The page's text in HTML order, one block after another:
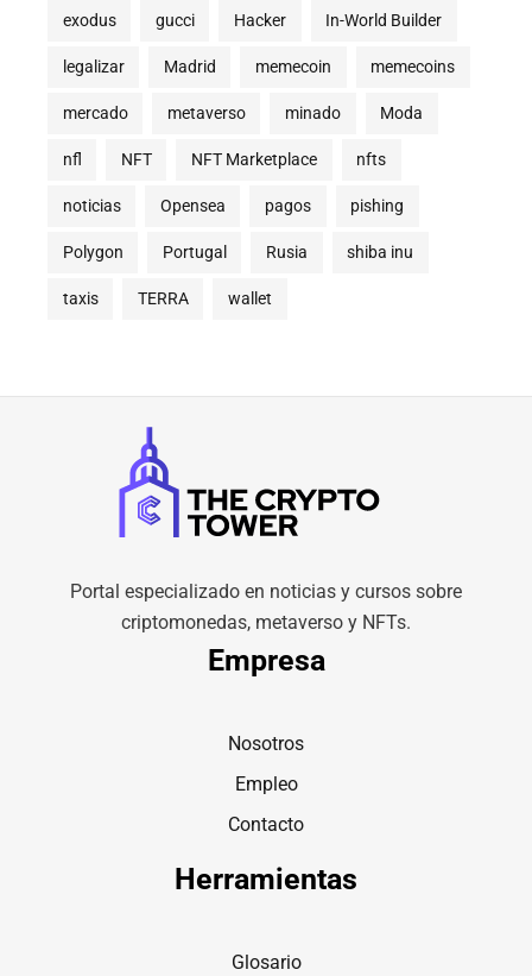
exodus gucci Hacker In-World Builder
legalizar Madrid memecoin memecoins
mercado metaverso minado Moda
nfl NFT NFT Marketplace nfts
noticias Opensea pagos pishing
Polygon Portugal Rusia shiba inu
taxis TERRA wallet
Portal especializado en noticias y cursos sobre
criptomonedas, metaverso y NFTs.
Empresa
Nosotros
Empleo
Contacto
Herramientas
Glosario